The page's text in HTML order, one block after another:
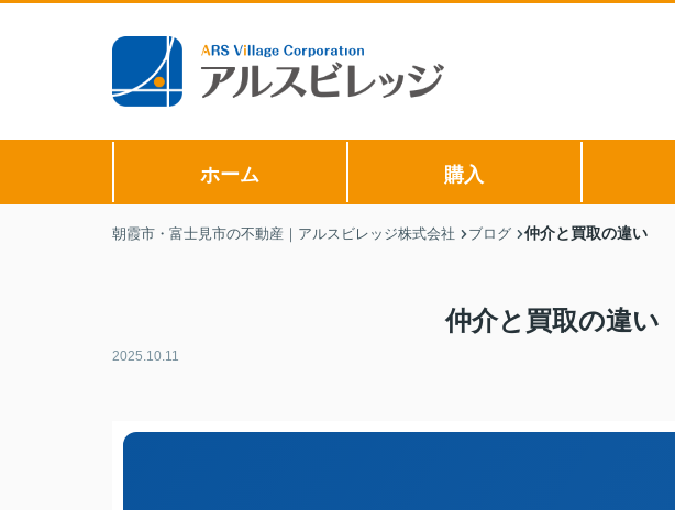
ホーム 購入
朝霞市・富士見市の不動産｜アルスビレッジ株式会社 ブログ 仲介と買取の違い
仲介と買取の違い
2025.10.11